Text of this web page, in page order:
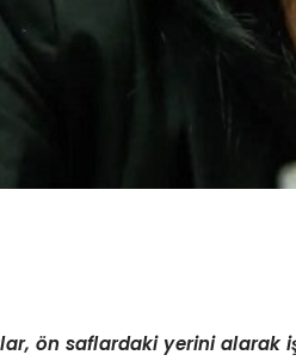
ön saflardaki yerini alarak